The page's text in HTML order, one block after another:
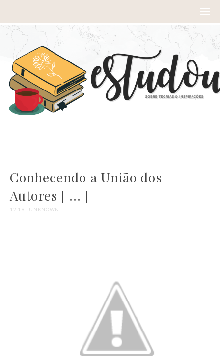
Conhecendo a União dos
Autores [ ... ]
12:19 UNKNOWN